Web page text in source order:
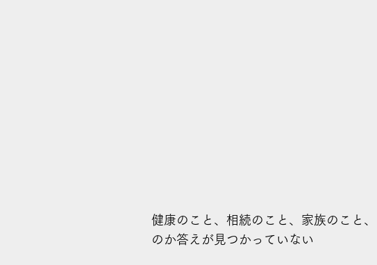
健康のこと、相続のこと、家族のこと
のか答えが見つかっていない